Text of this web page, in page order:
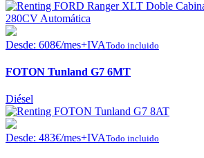
Desde: 608€/mes+IVATodo incluido
FOTON Tunland G7 6MT
Diésel
Desde: 483€/mes+IVATodo incluido